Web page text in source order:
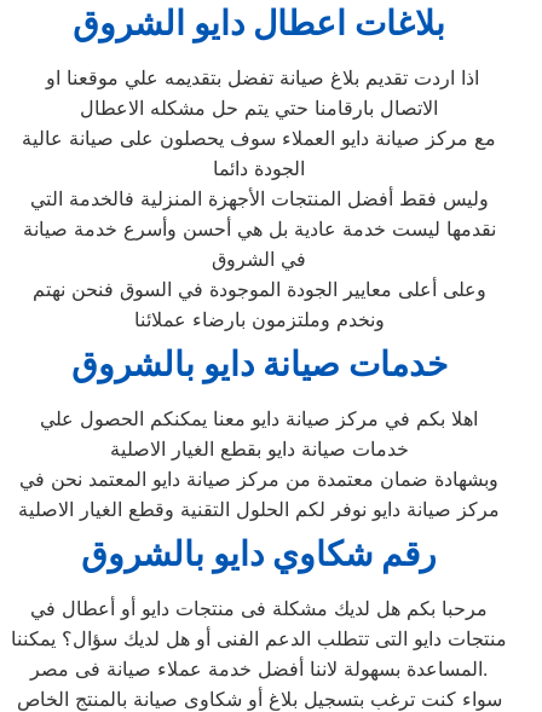
بلاغات اعطال دايو الشروق
الاتصال بارقامنا حتي يتم حل مشكله الاعطال
مع مركز صيانة دايو العملاء سوف يحصلون على صيانة عالية
الجودة دائما
وليس فقط أفضل المنتجات الأجهزة المنزلية فالخدمة التي
نقدمها ليست خدمة عادية بل هي أحسن وأسرع خدمة صيانة
في الشروق
وعلى أعلى معايير الجودة الموجودة في السوق فنحن نهتم
ونخدم وملتزمون بارضاء عملائنا
خدمات صيانة دايو بالشروق
اهلا بكم في مركز صيانة دايو معنا يمكنكم الحصول علي
خدمات صيانة دايو بقطع الغيار الاصلية
وبشهادة ضمان معتمدة من مركز صيانة دايو المعتمد نحن في
مركز صيانة دايو نوفر لكم الحلول التقنية وقطع الغيار الاصلية
رقم شكاوي دايو بالشروق
مرحبا بكم هل لديك مشكلة فى منتجات دايو أو أعطال في
منتجات دايو التى تتطلب الدعم الفنى أو هل لديك سؤال؟ يمكننا
المساعدة بسهولة لاننا أفضل خدمة عملاء صيانة فى مصر.
سواء كنت ترغب بتسجيل بلاغ أو شكاوى صيانة بالمنتج الخاص